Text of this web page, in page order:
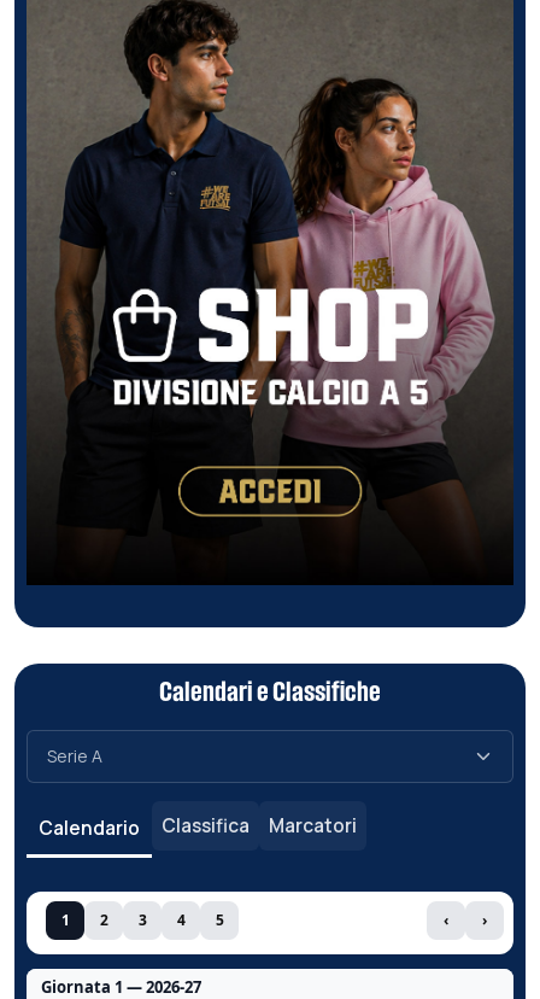
Calendari e Classifiche
Calendario Classifica Marcatori
1 2 3 4 5 ‹ ›
Giornata 1 — 2026-27